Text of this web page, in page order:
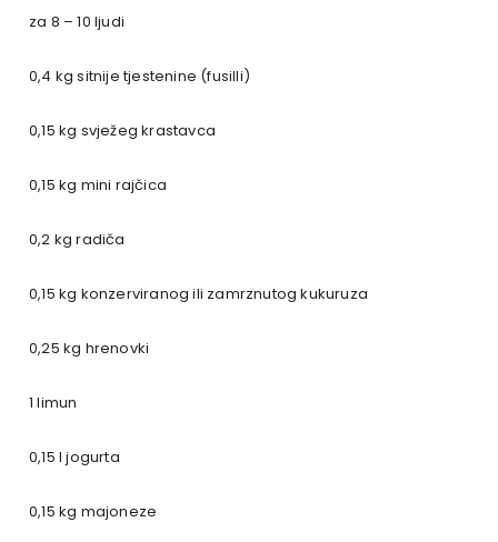
za 8 – 10 ljudi
0,4 kg sitnije tjestenine (fusilli)
0,15 kg svježeg krastavca
0,15 kg mini rajčica
0,2 kg radiča
0,15 kg konzerviranog ili zamrznutog kukuruza
0,25 kg hrenovki
1 limun
0,15 l jogurta
0,15 kg majoneze